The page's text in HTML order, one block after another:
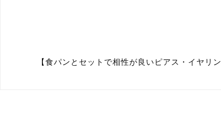
【食パンとセットで相性が良いピアス・イヤリ